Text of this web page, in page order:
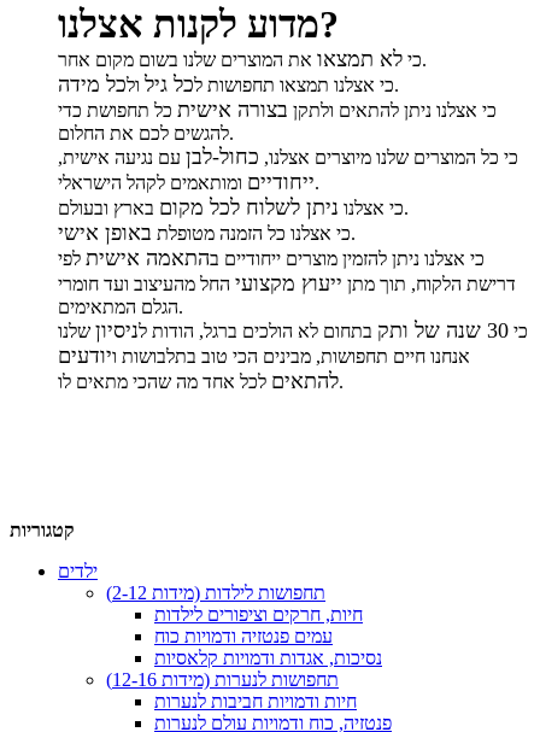
מדוע לקנות אצלנו?
כי לא תמצאו
את המוצרים שלנו בשום מקום אחר.
כי אצלנו תמצאו תחפושות לכל גיל ולכל מידה
.
כי אצלנו ניתן להתאים ולתקן בצורה אישית כל תחפושת כדי
להגשים לכם את החלום.
כי כל המוצרים שלנו מיוצרים אצלנו, כחול-לבן עם נגיעה אישית,
ייחודייםומותאמים לקהל הישראלי.
כי אצלנו ניתן לשלוח לכל מקום
בארץ ובעולם.
כי אצלנו כל הזמנה מטופלת באופן אישי
.
כי אצלנו ניתן להזמין מוצרים ייחודיים בהתאמה אישית לפי
דרישת הלקוח, תוך מתן ייעוץ מקצועי החל מהעיצוב ועד חומרי
הגלם המתאימים.
כי 30 שנה של ותק בתחום לא הולכים ברגל, הודות לניסיון שלנו
אנחנו חיים תחפושות, מבינים הכי טוב בתלבושות ויודעים
להתאיםלכל אחד מה שהכי מתאים לו.
קטגוריות
ילדים
תחפושות לילדות (מידות 2-12)
חיות, חרקים וציפורים לילדות
עמים פנטזיה ודמויות כוח
נסיכות, אגדות ודמויות קלאסיות
תחפושות לנערות (מידות 12-16)
חיות ודמויות חביבות לנערות
פנטזיה, כוח ודמויות עולם לנערות